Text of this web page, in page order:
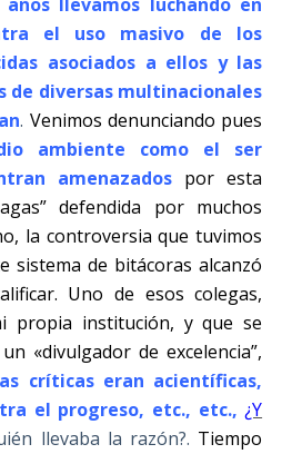
el uso masivo de los
asociados a ellos y las
de diversas multinacionales
. Venimos denunciando pues
ambiente como el ser
amenazados por esta
defendida por muchos
la controversia que tuvimos
sistema de bitácoras alcanzó
Uno de esos colegas,
propia institución, y que se
«divulgador de excelencia”,
críticas eran acientíficas,
el progreso, etc., etc.,¿Y
llevaba la razón?. Tiempo